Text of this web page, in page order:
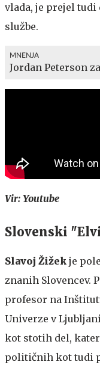
vlada, je prejel
službe.
MNENJA
Jordan Peterson
Vir: Youtube
Slovenski
Slavoj Žižek je
znanih Slovencev.
profesor na
Univerze v
kot stotih del,
političnih kot tudi